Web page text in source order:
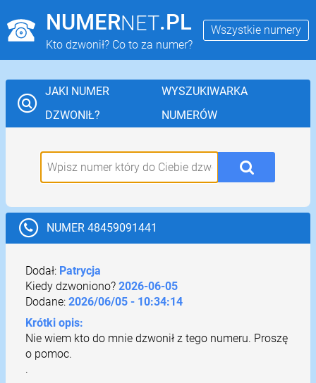
NUMERNET.PL
Kto dzwonił? Co to za numer?
Wszystkie numery
JAKI NUMER
DZWONIŁ?
WYSZUKIWARKA
NUMERÓW
NUMER 48459091441
Dodał: Patrycja
Kiedy dzwoniono? 2026-06-05
Dodane: 2026/06/05 - 10:34:14
Krótki opis:
Nie wiem kto do mnie dzwonił z tego numeru. Proszę
o pomoc.
.